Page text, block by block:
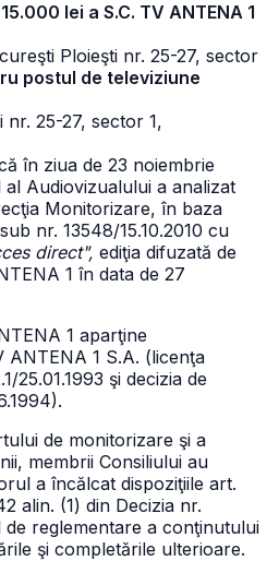
lei a S.C. TV ANTENA 1
Ploieşti nr. 25-27, sector
postul de televiziune
nr. 25-27, sector 1,
în ziua de 23 noiembrie
Audiovizualului a analizat
Monitorizare, în baza
nr. 13548/15.10.2010 cu
direct", ediţia difuzată de
1 în data de 27
1 aparţine
ANTENA 1 S.A. (licenţa
25.01.1993 şi decizia de
de monitorizare şi a
membrii Consiliului au
a încălcat dispoziţiile art.
alin. (1) din Decizia nr.
reglementare a conţinutului
şi completările ulterioare.